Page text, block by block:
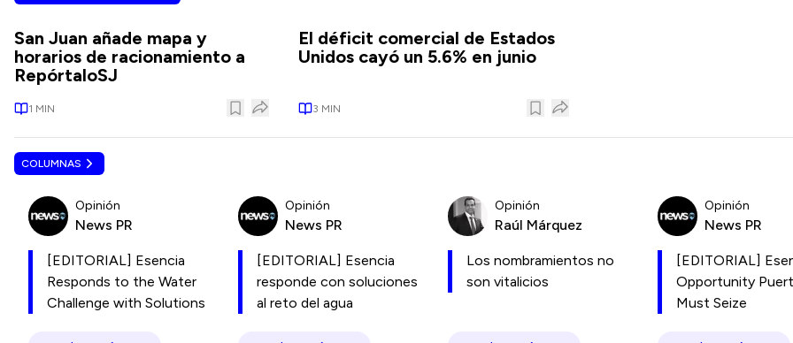
San Juan añade mapa y
horarios de racionamiento a
RepórtaloSJ
1 MIN
El déficit comercial de Estados
Unidos cayó un 5.6% en junio
3 MIN
COLUMNAS
Opinión
News PR
[EDITORIAL] Esencia
Responds to the Water
Challenge with Solutions
Opinión
News PR
[EDITORIAL] Esencia
responde con soluciones
al reto del agua
Opinión
Raúl Márquez
Los nombramientos no
son vitalicios
Opinión
News PR
[EDITORIAL]
Opportunity
Must Seize